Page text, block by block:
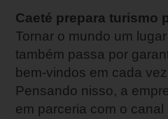
Caeté prepara turismo
Tornar o mundo um
também passa por
bem-vindos em cada
Pensando nisso, a
em parceria com o